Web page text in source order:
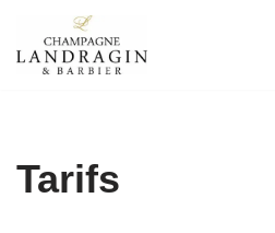
Aller
Tarifs